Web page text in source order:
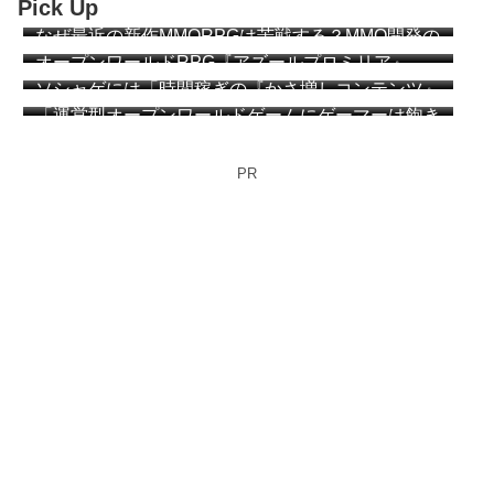
Pick Up
なぜ最近の新作MMORPGは苦戦する？MMO開発の
ベテラン達が説明 “MMOは『ゲーム』になりすぎ
た”
オープンワールドRPG『アズールプロミリア』
CBT簡易レビュー
ソシャゲには「時間稼ぎの『かさ増しコンテンツ』
が必要か？」 アークナイツ：エンドフィールドの
「運営型オープンワールドゲームにゲーマーは飽き
PR